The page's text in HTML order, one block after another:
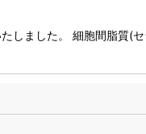
しました。 細胞間脂質(